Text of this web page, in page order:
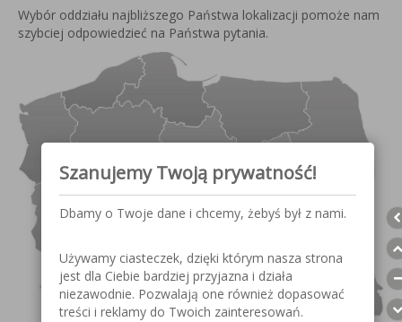
Wybór oddziału najbliższego Państwa lokalizacji pomoże nam
szybciej odpowiedzieć na Państwa pytania.
Szanujemy Twoją prywatność!
Dbamy o Twoje dane i chcemy, żebyś był z nami.
Używamy ciasteczek, dzięki którym nasza strona
jest dla Ciebie bardziej przyjazna i działa
niezawodnie. Pozwalają one również dopasować
treści i reklamy do Twoich zainteresowań.